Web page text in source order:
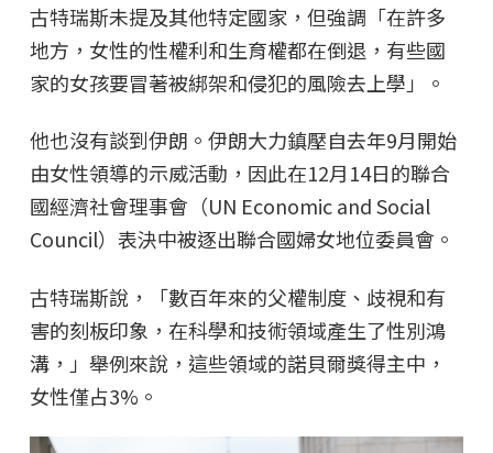
古特瑞斯未提及其他特定國家，但強調「在許多
地方，女性的性權利和生育權都在倒退，有些國
家的女孩要冒著被綁架和侵犯的風險去上學」。
他也沒有談到伊朗。伊朗大力鎮壓自去年9月開始
由女性領導的示威活動，因此在12月14日的聯合
國經濟社會理事會（UN Economic and Social
Council）表決中被逐出聯合國婦女地位委員會。
古特瑞斯說，「數百年來的父權制度、歧視和有
害的刻板印象，在科學和技術領域產生了性別鴻
溝，」舉例來說，這些領域的諾貝爾獎得主中，
女性僅占3%。